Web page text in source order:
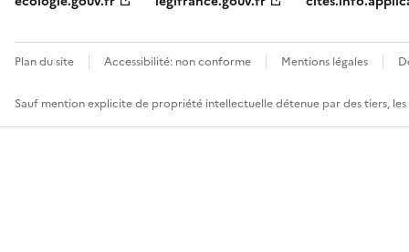
Plan du site Accessibilité: non conforme Mentions légales
Sauf mention explicite de propriété intellectuelle détenue par des tiers,